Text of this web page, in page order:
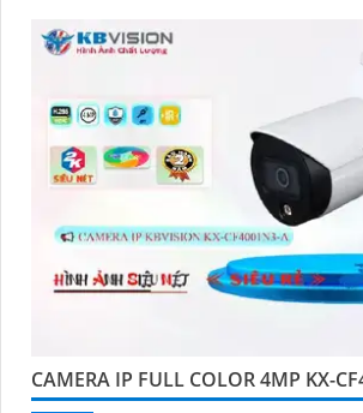
CAMERA IP FULL COLOR 4MP KX-